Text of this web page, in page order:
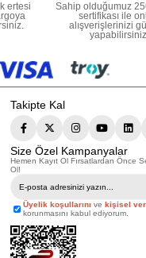
ertesi
Sahip olduğumuz
sertifikası ile
alışverişlerinizi
Takipte Kal
Size Özel Kampanyalar
Hemen Kayıt Ol Fırsatlardan Önce
Ol!
Üyelik koşullarını ve kişisel
korunmasını kabul ediyorum.